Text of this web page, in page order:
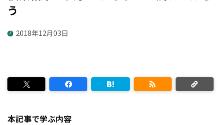
う
2018年12月03日
本記事で学ぶ内容